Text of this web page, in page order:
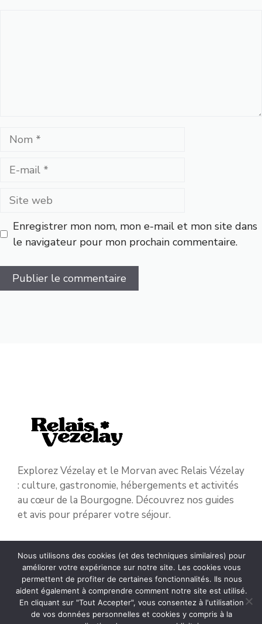
Nom
Site
Enregistrer mon nom, mon e-mail et mon site dans
le navigateur pour mon prochain commentaire.
Explorez Vézelay et le Morvan avec Relais Vézelay
: culture, gastronomie, hébergements et activités
au cœur de la Bourgogne. Découvrez nos guides
et avis pour préparer votre séjour.
GUIDE PRATIQUE
TOURISME
CULTURE
GASTRONOMIE
Nous utilisons des cookies (et des techniques similaires) pour
améliorer votre expérience sur notre site. Les cookies vous
permettent de profiter de certaines fonctionnalités. Ils nous
aident également à comprendre comment notre site est utilisé.
En cliquant sur "Tout Accepter", vous consentez à l'utilisation
de vos données personnelles et cookies y compris à la